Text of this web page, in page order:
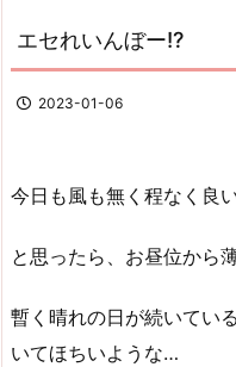
エセれいんぼー!?
2023-01-06
今日も風も無く程なく良
と思ったら、お昼位から
暫く晴れの日が続いてい
いてほちいような…